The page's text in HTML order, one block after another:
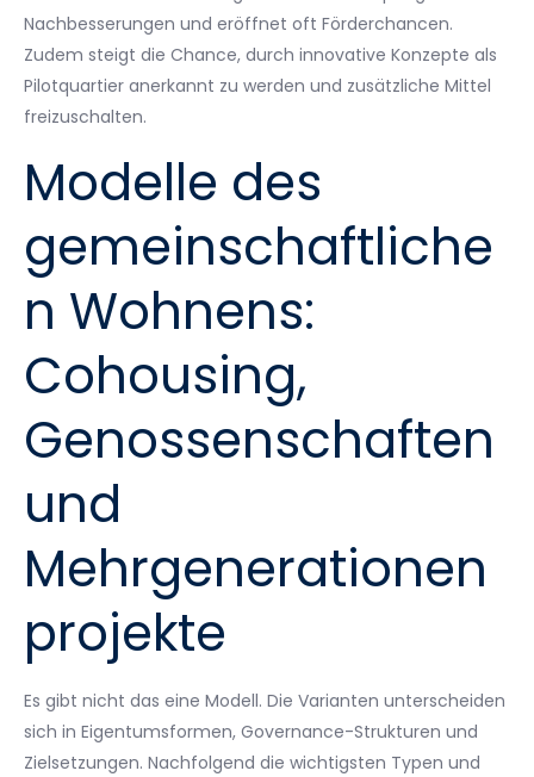
Nachbesserungen und eröffnet oft Förderchancen.
Zudem steigt die Chance, durch innovative Konzepte als
Pilotquartier anerkannt zu werden und zusätzliche Mittel
freizuschalten.
Modelle des
gemeinschaftliche
n Wohnens:
Cohousing,
Genossenschaften
und
Mehrgenerationen
projekte
Es gibt nicht das eine Modell. Die Varianten unterscheiden
sich in Eigentumsformen, Governance-Strukturen und
Zielsetzungen. Nachfolgend die wichtigsten Typen und